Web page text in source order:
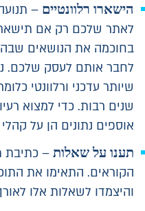
הישארו רלוונטיים –
לאתר שלכם רק אם
בחוכמה את הנושאים
לחבר אותם לעסק שלכם.
שיותר עדכני ורלוונטי
שנים רבות. כדי למצוא
אוספים נתונים הן על
תענו על שאלות
הקוראים. התאימו את
והיצמדו לשאלות אלו